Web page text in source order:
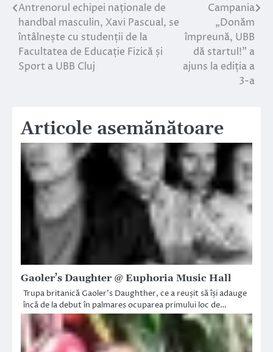
Navigare
în
articole
Antrenorul echipei naționale de
handbal masculin, Xavi Pascual, se
întâlnește cu studenții de la
Facultatea de Educație Fizică și
Sport a UBB Cluj
Campania
„Donăm
împreună, UBB
dă startul!” a
ajuns la ediția a
3-a
Articole asemănătoare
Gaoler’s Daughter @ Euphoria Music Hall
Trupa britanică Gaoler’s Daughther, ce a reușit să își adauge
încă de la debut în palmares ocuparea primului loc de…